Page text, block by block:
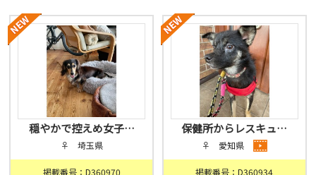
穏やかで控えめ女子…
♀ 埼玉県
掲載番号：D360970
保健所からレスキュ…
♀ 愛知県
掲載番号：D360934